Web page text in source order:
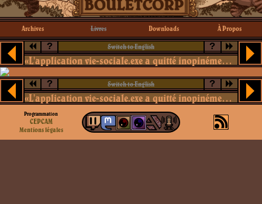
Archives Livres Downloads À Propos
? Switch to English ?
«L'application vie-sociale.exe a quitté inopinément votre système»
? Switch to English ?
«L'application vie-sociale.exe a quitté inopinément votre système»
Programmation
CEPCAM
Mentions légales